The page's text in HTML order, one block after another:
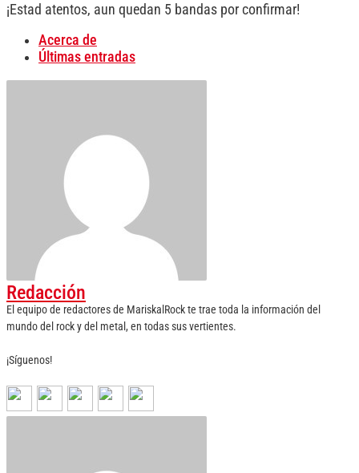
¡Estad atentos, aun quedan 5 bandas por confirmar!
Acerca de
Últimas entradas
Redacción
El equipo de redactores de MariskalRock te trae toda la información del
mundo del rock y del metal, en todas sus vertientes.
¡Síguenos!